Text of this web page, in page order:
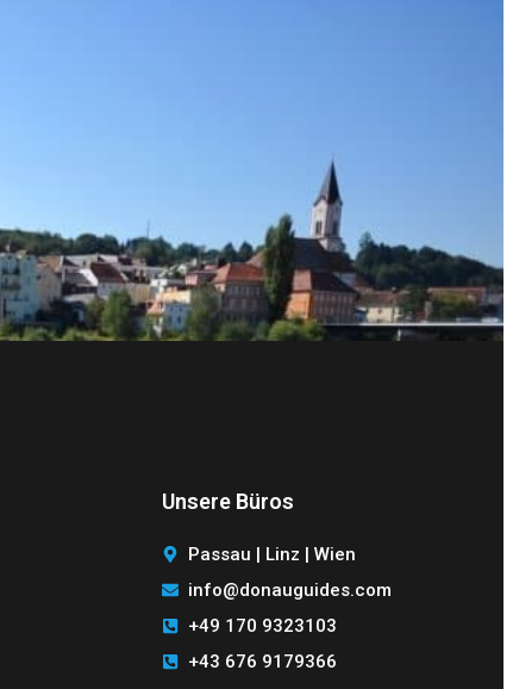
Unsere Büros
Passau | Linz | Wien
info@donauguides.com
+49 170 9323103
+43 676 9179366